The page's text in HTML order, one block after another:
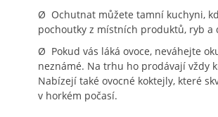
Ø Ochutnat můžete tamní kuchyni,
pochoutky z místních produktů, ryb a
Ø Pokud vás láká ovoce, neváhejte
neznámé. Na trhu ho prodávají vždy
Nabízejí také ovocné koktejly, které
v horkém počasí.